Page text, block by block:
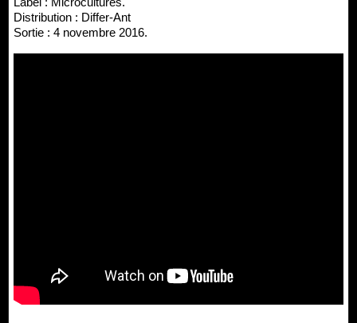
Distribution : Differ-Ant
Sortie : 4 novembre 2016.